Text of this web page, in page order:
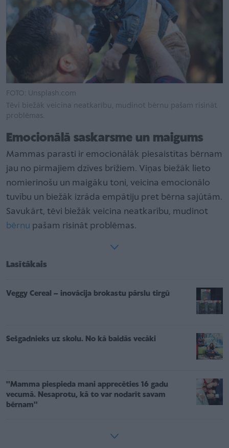
FOTO: Unsplash.com
Tēvi biežāk veicina neatkarību, mudinot bērnu pašam risināt
problēmas.
Emocionālā saskarsme un maigums
Mammas parasti ir emocionālāk piesaistītas bērnam
jau no pirmajiem dzīves brīžiem. Viņas biežāk lieto
nomierinošu un maigāku toni, veicina emocionālo
tuvību un biežāk izrāda empātiju pret bērna sajūtām.
Savukārt, tēvi biežāk veicina neatkarību, mudinot
bērnu pašam risināt problēmas.
Lasītākais
Veggy Cereal – inovācija brokastu pārslu tirgū
Sešgadnieks uz skolu. No kā baidās vecāki
''Mamma piespieda mani apprecēties 16 gadu
vecumā. Nesaprotu, kā to var nodarīt savam
bērnam''